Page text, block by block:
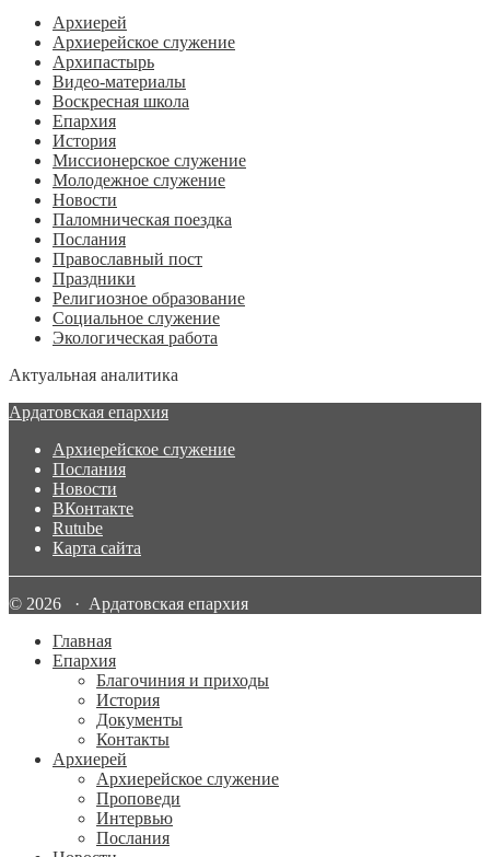
Архиерей
Архиерейское служение
Архипастырь
Видео-материалы
Воскресная школа
Епархия
История
Миссионерское служение
Молодежное служение
Новости
Паломническая поездка
Послания
Православный пост
Праздники
Религиозное образование
Социальное служение
Экологическая работа
Актуальная аналитика
Ардатовская епархия
Архиерейское служение
Послания
Новости
ВКонтакте
Rutube
Карта сайта
© 2026 · Ардатовская епархия
Главная
Епархия
Благочиния и приходы
История
Документы
Контакты
Архиерей
Архиерейское служение
Проповеди
Интервью
Послания